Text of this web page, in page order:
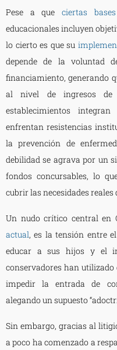
Pese a queciertas
educacionales incluyen
lo cierto es que su
depende de la voluntad
financiamiento, generando
al nivel de ingresos de
establecimientos
enfrentan resistencias
la prevención de
debilidad se agrava por un
fondos concursables, lo
cubrir las necesidades reales
Un nudo crítico central en
actual, es la tensión entre
educar a sus hijos y el
conservadores han
impedir la entrada de
alegando un supuesto
Sin embargo, gracias al
a poco ha comenzado a